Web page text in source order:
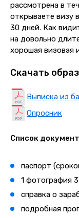
рассмотрена в
открываете
30 дней. Как
на довольно
хорошая визовая
Скачать
Выписка из
Опросник
Список
паспорт
1 фотография
справка о
подробная